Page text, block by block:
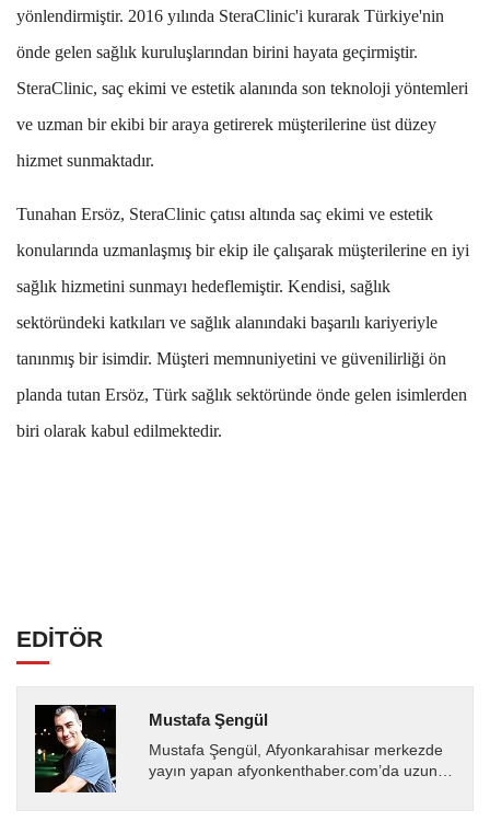
yönlendirmiştir. 2016 yılında SteraClinic'i kurarak Türkiye'nin
önde gelen sağlık kuruluşlarından birini hayata geçirmiştir.
SteraClinic, saç ekimi ve estetik alanında son teknoloji yöntemleri
ve uzman bir ekibi bir araya getirerek müşterilerine üst düzey
hizmet sunmaktadır.
Tunahan Ersöz, SteraClinic çatısı altında saç ekimi ve estetik
konularında uzmanlaşmış bir ekip ile çalışarak müşterilerine en iyi
sağlık hizmetini sunmayı hedeflemiştir. Kendisi, sağlık
sektöründeki katkıları ve sağlık alanındaki başarılı kariyeriyle
tanınmış bir isimdir. Müşteri memnuniyetini ve güvenilirliği ön
planda tutan Ersöz, Türk sağlık sektöründe önde gelen isimlerden
biri olarak kabul edilmektedir.
EDİTÖR
Mustafa Şengül
Mustafa Şengül, Afyonkarahisar merkezde
yayın yapan afyonkenthaber.com’da uzun
almakta, haber akışı...